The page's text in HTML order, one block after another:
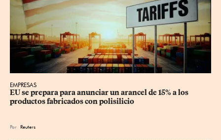
EMPRESAS
EU se prepara para anunciar un arancel de 15% a los
productos fabricados con polisilicio
Por Reuters